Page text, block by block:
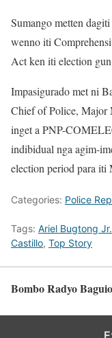
Sumango metten
wenno iti
Act ken iti election
Impasigurado met ni
Chief of Police, Major
inget a PNP-
indibidual nga agim-
election period para
Categories: Police
Tags: Ariel Bugtong Jr.
Castillo, Top Story
Bombo Radyo Baguio